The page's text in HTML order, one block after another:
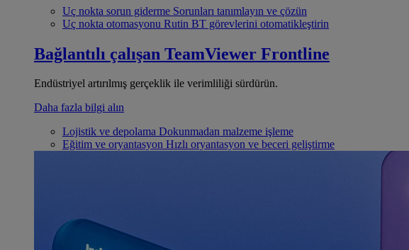
Uç nokta sorun giderme Sorunları tanımlayın ve çözün
Uç nokta otomasyonu Rutin BT görevlerini otomatikleştirin
Bağlantılı çalışan TeamViewer Frontline
Endüstriyel artırılmış gerçeklik ile verimliliği sürdürün.
Daha fazla bilgi alın
Lojistik ve depolama Dokunmadan malzeme işleme
Eğitim ve oryantasyon Hızlı oryantasyon ve beceri geliştirme